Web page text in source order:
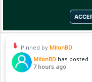
Pinned by MilonBD
MilonBD has posted
7 hours ago